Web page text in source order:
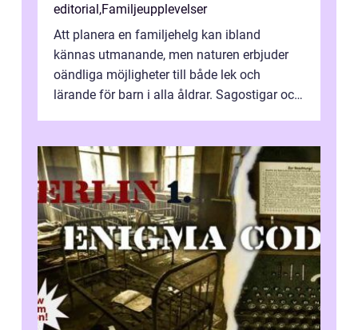
editorial,Familjeupplevelser
Att planera en familjehelg kan ibland
kännas utmanande, men naturen erbjuder
oändliga möjligheter till både lek och
lärande för barn i alla åldrar. Sagostigar och